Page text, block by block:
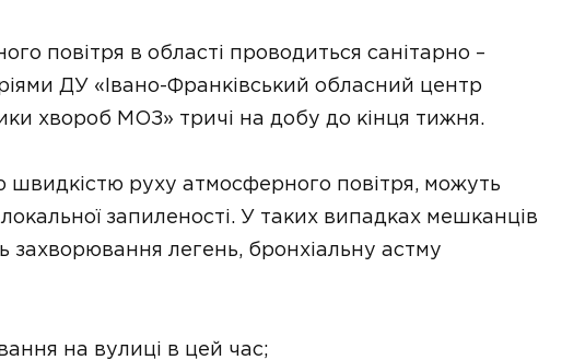
повітря в області проводиться санітарно –
ДУ «Івано-Франківський обласний центр
хвороб МОЗ» тричі на добу до кінця тижня.
швидкістю руху атмосферного повітря, можуть
запиленості. У таких випадках мешканців
захворювання легень, бронхіальну астму
на вулиці в цей час;